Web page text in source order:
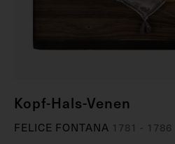
Kopf-Hals-Venen
FELICE FONTANA 1781 - 1786